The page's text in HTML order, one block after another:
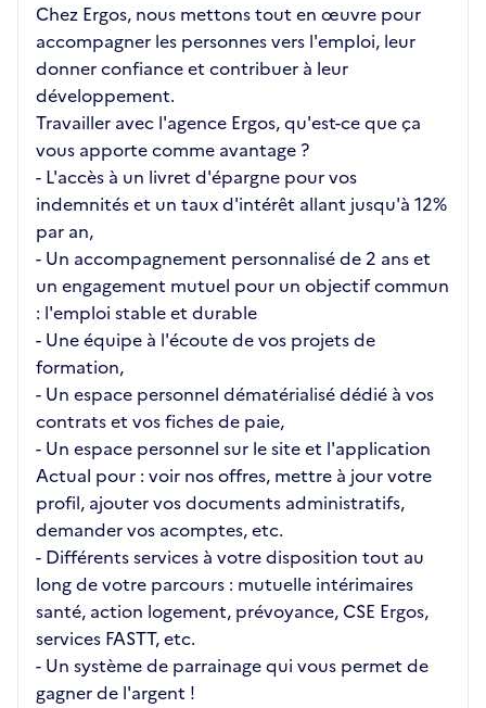
Chez Ergos, nous mettons tout en œuvre pour
accompagner les personnes vers l'emploi, leur
donner confiance et contribuer à leur
développement.
Travailler avec l'agence Ergos, qu'est-ce que ça
vous apporte comme avantage ?
- L'accès à un livret d'épargne pour vos
indemnités et un taux d'intérêt allant jusqu'à 12%
par an,
- Un accompagnement personnalisé de 2 ans et
un engagement mutuel pour un objectif commun
: l'emploi stable et durable
- Une équipe à l'écoute de vos projets de
formation,
- Un espace personnel dématérialisé dédié à vos
contrats et vos fiches de paie,
- Un espace personnel sur le site et l'application
Actual pour : voir nos offres, mettre à jour votre
profil, ajouter vos documents administratifs,
demander vos acomptes, etc.
- Différents services à votre disposition tout au
long de votre parcours : mutuelle intérimaires
santé, action logement, prévoyance, CSE Ergos,
services FASTT, etc.
- Un système de parrainage qui vous permet de
gagner de l'argent !